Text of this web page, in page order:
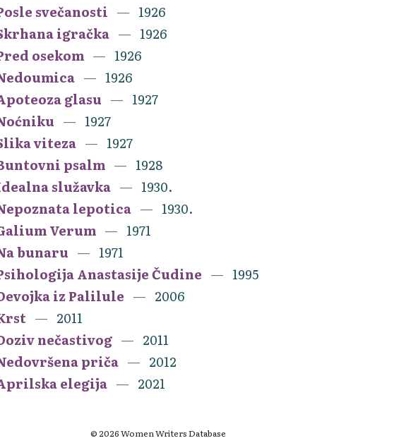
svečanosti
1926
igračka
1926
osekom
1926
1926
glasu
1927
1927
viteza
1927
psalm
1928
služavka
1930.
lepotica
1930.
Verum
1971
bunaru
1971
Anastasije Čudine
1995
iz Palilule
2006
2011
nečastivog
2011
priča
2012
elegija
2021
© 2026 Women Writers Database